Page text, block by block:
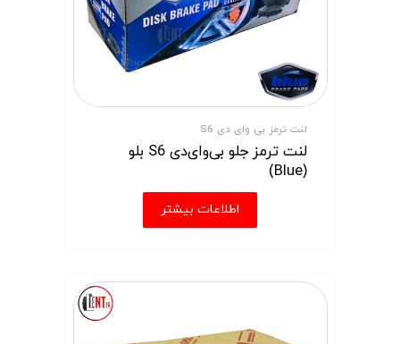
لنت ترمز بی وای دی S6
لنت ترمز جلو بی‌وای‌دی S6 بلو
(Blue)
اطلاعات بیشتر